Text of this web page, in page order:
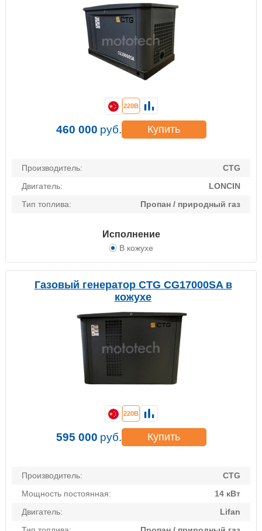
Производитель:
CTG
Двигатель:
LONCIN
Тип топлива:
Пропан / природный газ
Исполнение
В кожухе
220В
460 000 руб. Купить
Газовый генератор CTG CG17000SA в
кожухе
Производитель:
CTG
Мощность постоянная:
14 кВт
Двигатель:
Lifan
220В
595 000 руб. Купить